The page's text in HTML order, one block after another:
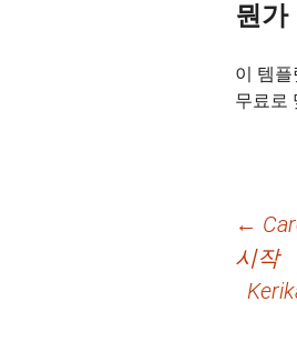
뭔가
이 템
무료로
←
시작